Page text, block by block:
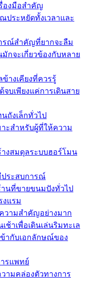
รื่องมือสำคัญ
ณประหยัดทั้งเวลาและ
รณ์สำคัญที่ยากจะลืม
กจะเกี่ยวข้องกับหลาย
างเคียงที่ควรรู้
จบเพียงแค่การเดินสาย
ถังเล็กทั่วไป
ะสำหรับผู้ที่ให้ความ
างสมดุลระบบฮอร์โมน
ประสบการณ์
นที่ขายขนมปังทั่วไป
แรม
ความสำคัญอย่างมาก
เช้าเพื่อเดินเล่นริมทะเล
ากับเอกลักษณ์ของ
รแพทย์
ามคล่องตัวทางการ